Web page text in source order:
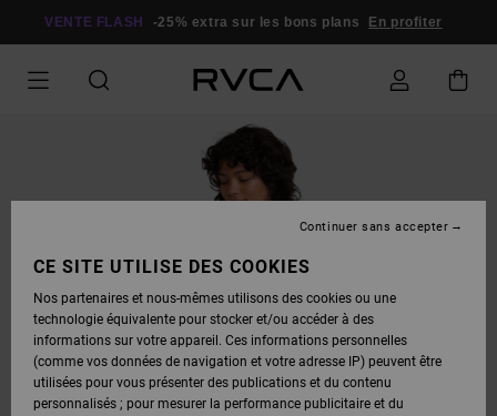
VENTE FLASH -25% extra sur les bons plans En profiter
CE SITE UTILISE DES COOKIES
Nos partenaires et nous-mêmes utilisons des cookies ou une
technologie équivalente pour stocker et/ou accéder à des
informations sur votre appareil. Ces informations personnelles
(comme vos données de navigation et votre adresse IP) peuvent être
utilisées pour vous présenter des publications et du contenu
personnalisés ; pour mesurer la performance publicitaire et du
Continuer sans accepter